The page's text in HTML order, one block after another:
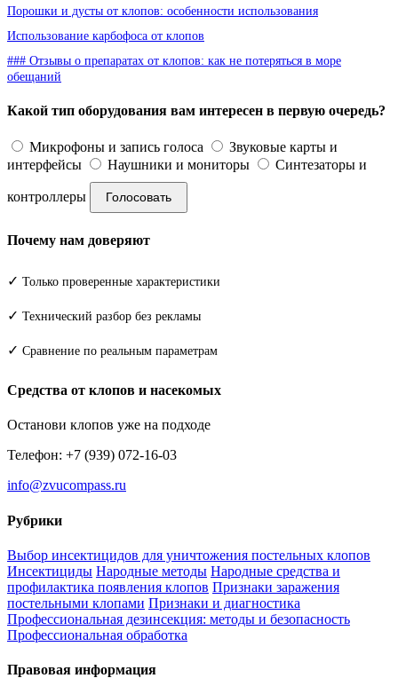
Порошки и дусты от клопов: особенности использования
Использование карбофоса от клопов
### Отзывы о препаратах от клопов: как не потеряться в море
обещаний
Какой тип оборудования вам интересен в первую очередь?
Микрофоны и запись голоса
Звуковые карты и
интерфейсы
Наушники и мониторы Синтезаторы и
контроллеры Голосовать
Почему нам доверяют
✓ Только проверенные характеристики
✓ Технический разбор без рекламы
✓ Сравнение по реальным параметрам
Средства от клопов и насекомых
Останови клопов уже на подходе
Телефон: +7 (939) 072-16-03
info@zvucompass.ru
Рубрики
Выбор инсектицидов для уничтожения постельных клопов
Инсектициды Народные методы Народные средства и
профилактика появления клопов Признаки заражения
постельными клопами Признаки и диагностика
Профессиональная дезинсекция: методы и безопасность
Профессиональная обработка
Правовая информация